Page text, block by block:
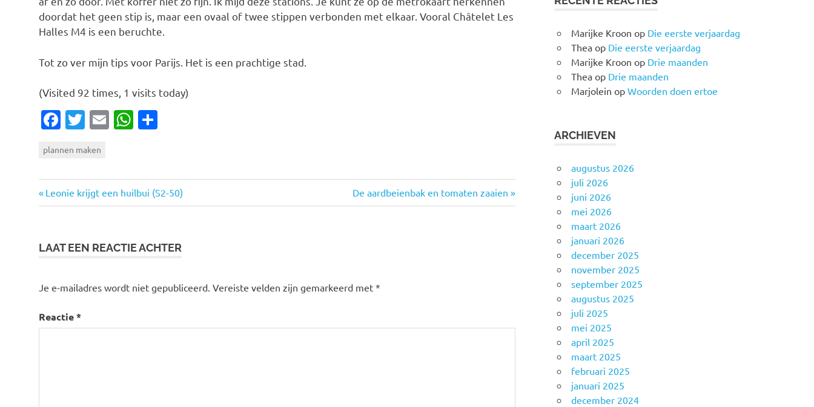
doordat het geen stip is, maar een ovaal of twee stippen verbonden met elkaar. Vooral Châtelet Les
Halles M4 is een beruchte.
Tot zo ver mijn tips voor Parijs. Het is een prachtige stad.
(Visited 92 times, 1 visits today)
Facebook
Twitter
EmailWhatsApp
plannen maken
Bericht
Vorige
bericht:
Leonie krijgt een huilbui (S2-50)
Volgende
bericht:
De aardbeienbak en tomaten zaaien
LAAT EEN REACTIE ACHTER
Je e-mailadres wordt niet gepubliceerd. Vereiste velden zijn gemarkeerd met *
Reactie*
Marijke Kroon op Die eerste verjaardag
Thea op Die eerste verjaardag
Marijke Kroon op Drie maanden
Thea op Drie maanden
Marjolein op Woorden doen ertoe
ARCHIEVEN
augustus 2026
juli 2026
juni 2026
mei 2026
maart 2026
januari 2026
december 2025
november 2025
september 2025
augustus 2025
juli 2025
mei 2025
april 2025
maart 2025
februari 2025
januari 2025
december 2024